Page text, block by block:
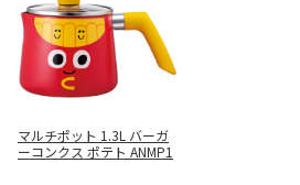
マルチポット 1.3L バーガ
ーコンクス ポテト ANMP1